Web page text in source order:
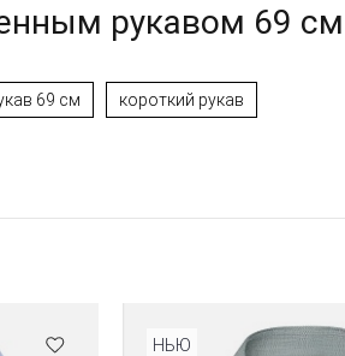
рукавом 69 см
69 см короткий рукав
НЬЮ